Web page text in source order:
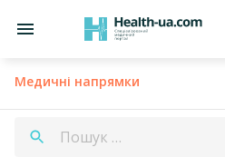
Медичні напрямки